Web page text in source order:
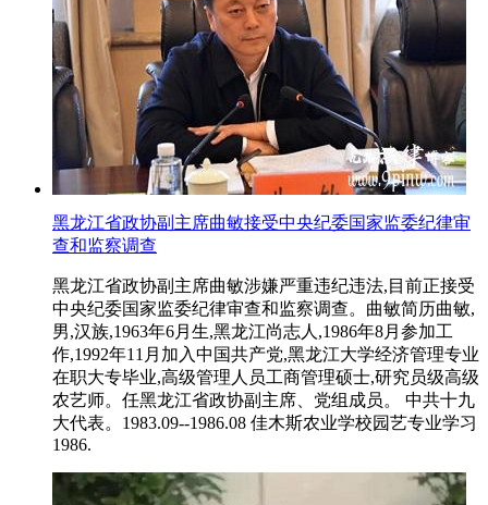
黑龙江省政协副主席曲敏接受中央纪委国家监委纪律审
查和监察调查
黑龙江省政协副主席曲敏涉嫌严重违纪违法,目前正接受
中央纪委国家监委纪律审查和监察调查。曲敏简历曲敏,
男,汉族,1963年6月生,黑龙江尚志人,1986年8月参加工
作,1992年11月加入中国共产党,黑龙江大学经济管理专业
在职大专毕业,高级管理人员工商管理硕士,研究员级高级
农艺师。任黑龙江省政协副主席、党组成员。 中共十九
大代表。1983.09--1986.08 佳木斯农业学校园艺专业学习
1986.